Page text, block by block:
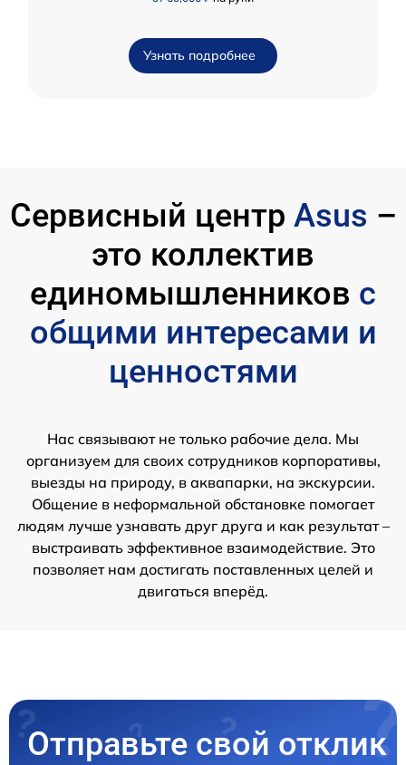
Узнать подробнее
Сервисный центр Asus –
это коллектив
единомышленников с
общими интересами и
ценностями
Нас связывают не только рабочие дела. Мы
организуем для своих сотрудников корпоративы,
выезды на природу, в аквапарки, на экскурсии.
Общение в неформальной обстановке помогает
людям лучше узнавать друг друга и как результат –
выстраивать эффективное взаимодействие. Это
позволяет нам достигать поставленных целей и
двигаться вперёд.
Отправьте свой отклик